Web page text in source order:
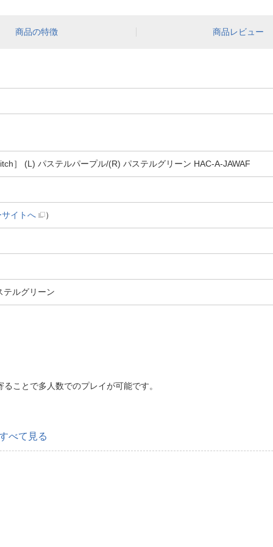
商品の特徴 商品レビュー
］ (L) パステルパープル/(R) パステルグリーン HAC-A-JAWAF
イトへ ）
テルグリーン
ことで多人数でのプレイが可能です。
べて見る